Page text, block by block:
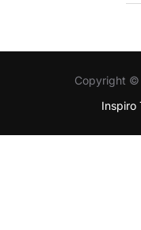
Copyright ©
Inspiro